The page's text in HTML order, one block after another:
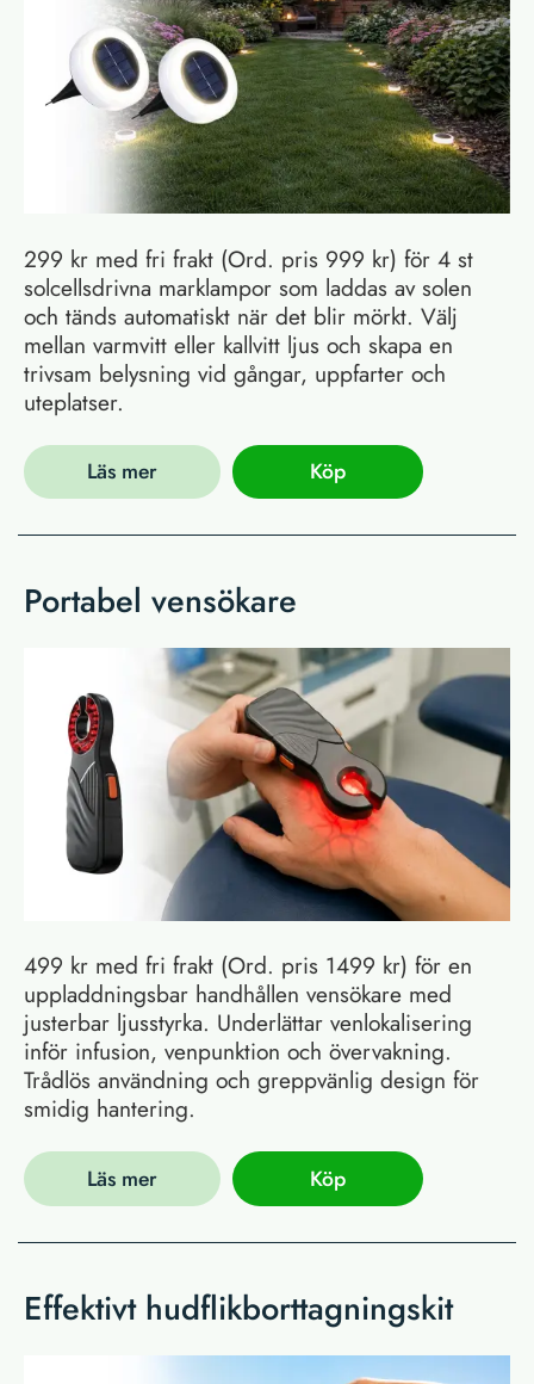
299 kr med fri frakt (Ord. pris 999 kr) för 4 st
solcellsdrivna marklampor som laddas av solen
och tänds automatiskt när det blir mörkt. Välj
mellan varmvitt eller kallvitt ljus och skapa en
trivsam belysning vid gångar, uppfarter och
uteplatser.
Läs mer Köp
Portabel vensökare
499 kr med fri frakt (Ord. pris 1499 kr) för en
uppladdningsbar handhållen vensökare med
justerbar ljusstyrka. Underlättar venlokalisering
inför infusion, venpunktion och övervakning.
Trådlös användning och greppvänlig design för
smidig hantering.
Läs mer Köp
Effektivt hudflikborttagningskit